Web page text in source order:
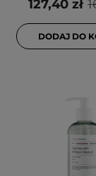
127,40 zł
DODAJ DO